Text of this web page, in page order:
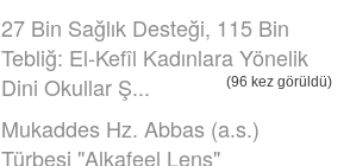
27 Bin Sağlık Desteği, 115 Bin
Tebliğ: El-Kefîl Kadınlara Yönelik
Dini Okullar Ş...
(96 kez görüldü)
Mukaddes Hz. Abbas (a.s.)
Türbesi "Alkafeel Lens"